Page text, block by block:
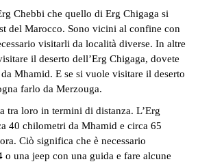
Chebbi che quello di Erg Chigaga si
del Marocco. Sono vicini al confine con
visitarli da località diverse. In altre
il deserto dell’Erg Chigaga, dovete
Mhamid. E se si vuole visitare il deserto
farlo da Merzouga.
tra loro in termini di distanza. L’Erg
40 chilometri da Mhamid e circa 65
Ciò significa che è necessario
o una jeep con una guida e fare alcune